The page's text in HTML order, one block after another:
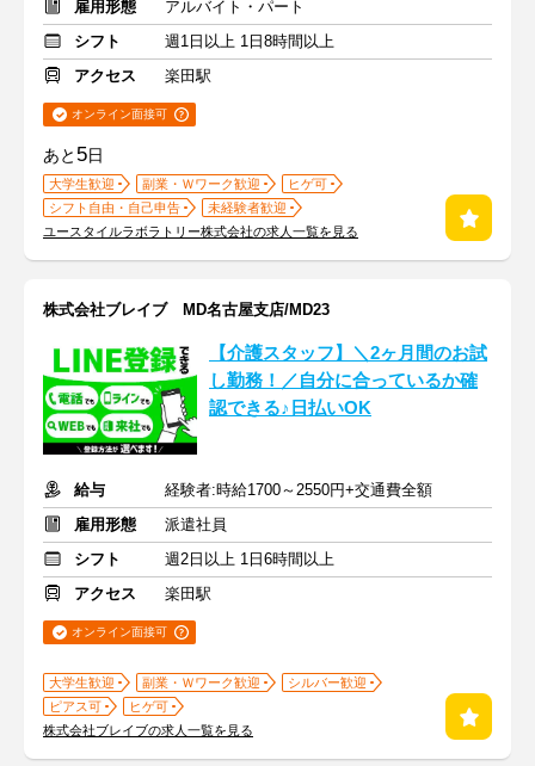
雇用形態
アルバイト・パート
シフト
週1日以上 1日8時間以上
アクセス
楽田駅
オンライン面接可
あと 5日
大学生歓迎 副業・Ｗワーク歓迎
ヒゲ可
シフト自由・自己申告
未経験者歓迎
ユースタイルラボラトリー株式会社の求人一覧を見る
株式会社ブレイブ MD名古屋支店/MD23
【介護スタッフ】＼2ヶ月間のお試
し勤務！／自分に合っているか確
認できる♪日払いOK
給与
経験者:時給1700～2550円+交通費全額
雇用形態
派遣社員
シフト
週2日以上 1日6時間以上
アクセス
楽田駅
オンライン面接可
大学生歓迎 副業・Ｗワーク歓迎
シルバー歓迎
ピアス可
ヒゲ可
株式会社ブレイブの求人一覧を見る